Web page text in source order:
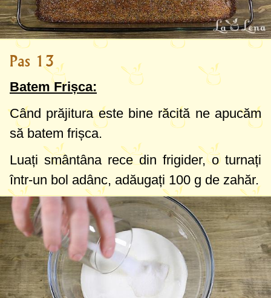
Pas 13
Batem Frișca:
Când prăjitura este bine răcită ne apucăm
să batem frișca.
Luați smântâna rece din frigider, o turnați
într-un bol adânc, adăugați 100 g de zahăr.